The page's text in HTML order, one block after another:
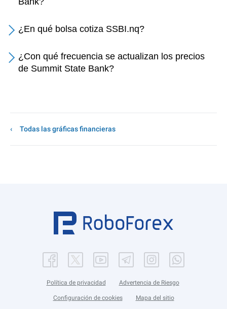
¿En qué bolsa cotiza SSBI.nq?
¿Con qué frecuencia se actualizan los precios
de Summit State Bank?
Todas las gráficas financieras
Política de privacidad Advertencia de Riesgo
Configuración de cookies Mapa del sitio